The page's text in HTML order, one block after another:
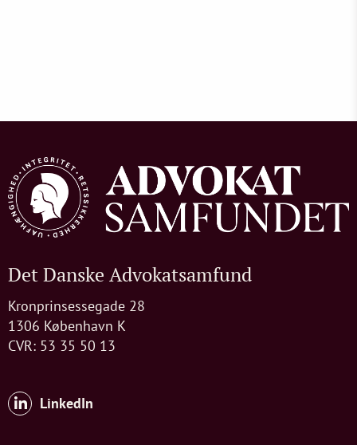
Det Danske Advokatsamfund
Kronprinsessegade 28
1306 København K
CVR: 53 35 50 13
LinkedIn